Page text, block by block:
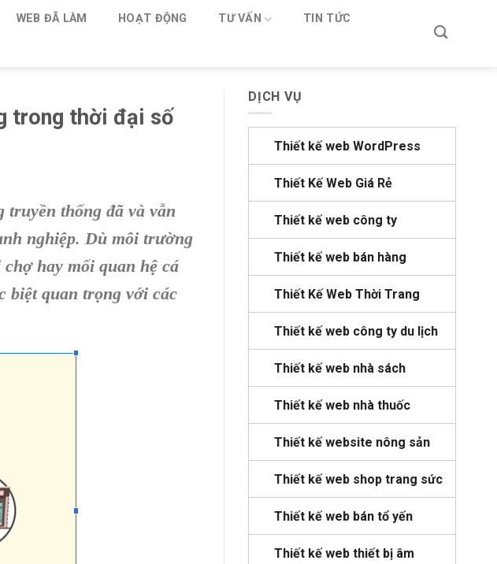
WEB ĐÃ LÀM HOẠT ĐỘNG TƯ VẤN TIN TỨC
trong thời đại số
thống đã và vẫn
nghiệp. Dù môi trường
hay mối quan hệ cá
biệt quan trọng với các
DỊCH VỤ
Thiết kế web WordPress
Thiết Kế Web Giá Rẻ
Thiết kế web công ty
Thiết kế web bán hàng
Thiết Kế Web Thời Trang
Thiết kế web công ty du lịch
Thiết kế web nhà sách
Thiết kế web nhà thuốc
Thiết kế website nông sản
Thiết kế web shop trang sức
Thiết kế web bán tổ yến
Thiết kế web thiết bị âm